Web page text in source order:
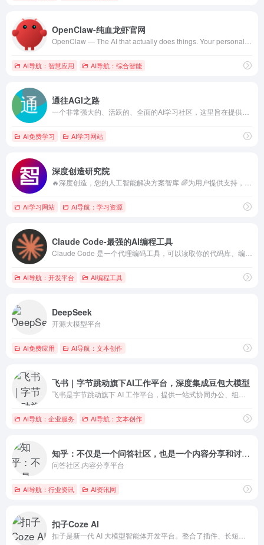
OpenClaw-纯血龙虾官网
AI导航：智慧应用 AI导航：综合智能
通往AGI之路
AI免费学习 AI学习网站
深度创造研究院
AI学习网站 AI导航：学习资源
Claude Code-最强的AI编程工具
AI导航：开发平台 AI编程工具
DeepSeek
开源大模型平台
AI免费应用 AI导航：文本创作
飞书｜字节跳动旗下AI工作平台，深度集成豆包大模型
AI导航：企业服务 AI导航：文本创作
知乎：不仅是一个问答社区，也是一个内容分享和讨论的场所
问答社区,内容分享平台
AI导航：行业资讯 AI资讯网
扣子Coze AI